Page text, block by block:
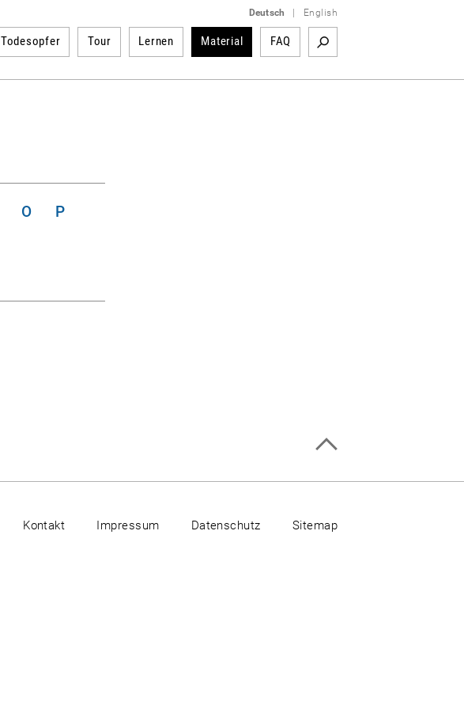
Deutsch English
Todesopfer Tour Lernen Material FAQ
O
P
Kontakt Impressum Datenschutz Sitemap